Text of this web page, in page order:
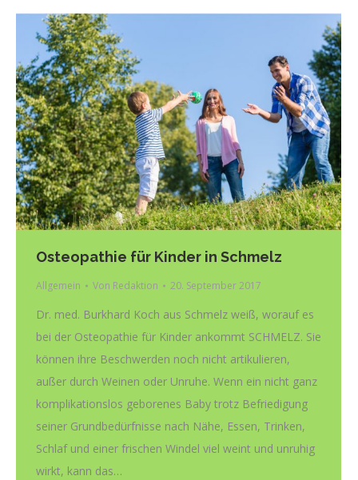
Osteopathie für Kinder in Schmelz
Allgemein Von Redaktion 20. September 2017
Dr. med. Burkhard Koch aus Schmelz weiß, worauf es
bei der Osteopathie für Kinder ankommt SCHMELZ. Sie
können ihre Beschwerden noch nicht artikulieren,
außer durch Weinen oder Unruhe. Wenn ein nicht ganz
komplikationslos geborenes Baby trotz Befriedigung
seiner Grundbedürfnisse nach Nähe, Essen, Trinken,
Schlaf und einer frischen Windel viel weint und unruhig
wirkt, kann das…